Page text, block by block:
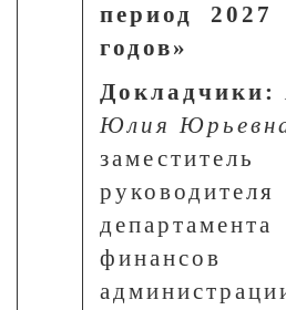
период
годов»
Докладчики:
Юлия
заместитель
руководителя
департамента
финансов